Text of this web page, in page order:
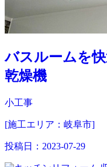
バスルームを
乾燥機
小工事
[施工エリア：岐阜市]
投稿日： 2023-07-29